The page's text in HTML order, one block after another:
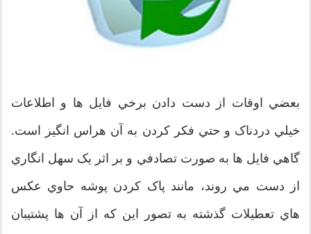
بعضي اوقات از دست دادن برخي فايل ها و اطلاعات
خيلي دردناک و حتي فکر کردن به آن هراس انگيز است.
گاهي فايل ها به صورت تصادفي و بر اثر يک سهل انگاري
از دست مي روند، مانند پاک کردن پوشه حاوي عکس
هاي تعطيلات گذشته به تصور اين که از آن ها پشتيبان